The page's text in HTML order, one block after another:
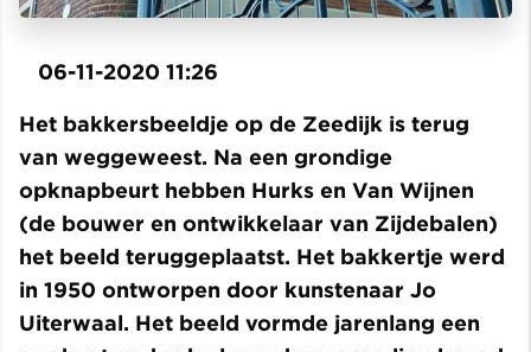
06-11-2020 11:26
Het bakkersbeeldje op de Zeedijk is terug
van weggeweest. Na een grondige
opknapbeurt hebben Hurks en Van Wijnen
(de bouwer en ontwikkelaar van Zijdebalen)
het beeld teruggeplaatst. Het bakkertje werd
in 1950 ontworpen door kunstenaar Jo
Uiterwaal. Het beeld vormde jarenlang een